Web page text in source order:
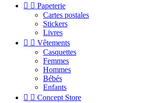
  Papeterie
Cartes postales
Stickers
Livres
  Vêtements
Casquettes
Femmes
Hommes
Bébés
Enfants
  Concept Store